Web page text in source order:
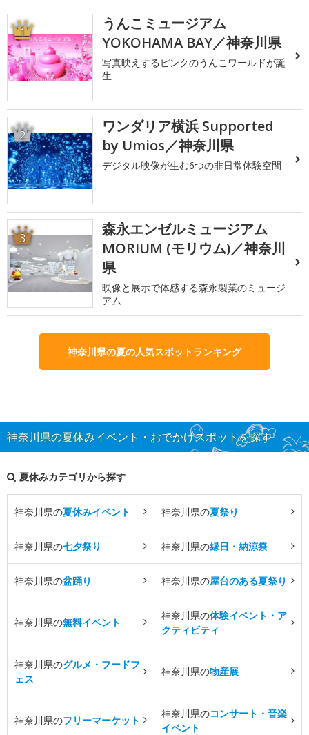
1
うんこミュージアム
YOKOHAMA BAY／神奈川県
写真映えするピンクのうんこワールドが誕
生
2
ワンダリア横浜 Supported
by Umios／神奈川県
デジタル映像が生む6つの非日常体験空間
3
森永エンゼルミュージアム
MORIUM (モリウム)／神奈川
県
映像と展示で体感する森永製菓のミュージ
アム
神奈川県の夏の人気スポットランキング
神奈川県の夏休みイベント・おでかけスポットを探す
夏休みカテゴリから探す
神奈川県の夏休みイベント 神奈川県の夏祭り
神奈川県の七夕祭り 神奈川県の縁日・納涼祭
神奈川県の盆踊り 神奈川県の屋台のある夏祭り
神奈川県の無料イベント
神奈川県の体験イベント・ア
クティビティ
神奈川県のグルメ・フードフ
ェス
神奈川県の物産展
神奈川県のフリーマーケット
神奈川県のコンサート・音楽
イベント